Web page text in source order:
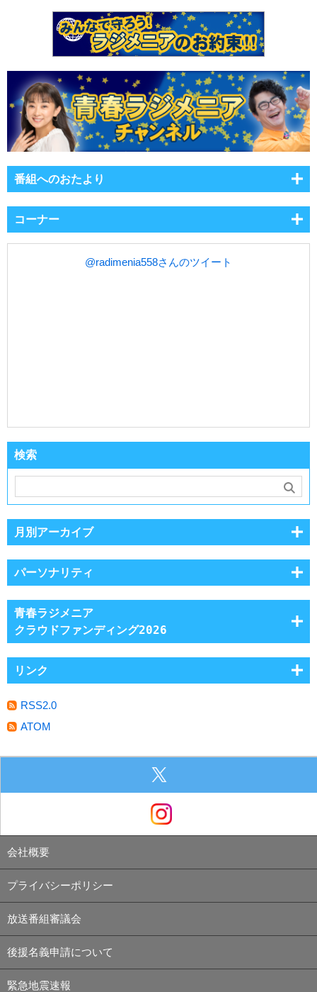
番組へのおたより
コーナー
@radimenia558さんのツイート
検索
月別アーカイブ
パーソナリティ
青春ラジメニア
クラウドファンディング2026
リンク
RSS2.0
ATOM
会社概要
プライバシーポリシー
放送番組審議会
後援名義申請について
緊急地震速報